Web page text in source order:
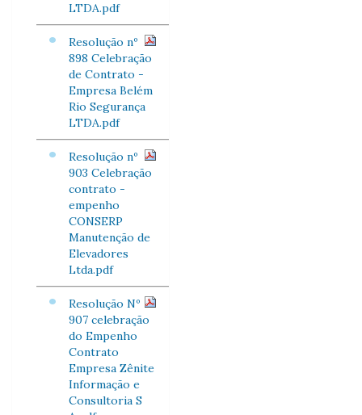
LTDA.pdf
Resolução nº
898 Celebração
de Contrato -
Empresa Belém
Rio Segurança
LTDA.pdf
Resolução nº
903 Celebração
contrato -
empenho
CONSERP
Manutenção de
Elevadores
Ltda.pdf
Resolução Nº
907 celebração
do Empenho
Contrato
Empresa Zênite
Informação e
Consultoria S